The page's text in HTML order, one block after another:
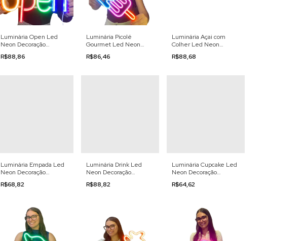
Luminária Open Led
Neon Decoração
110/220v
R$88,86
Luminária Picolé
Gourmet Led Neon
Decoração 110/220v
R$86,46
Luminária Açai com
Colher Led Neon
Decoração 110/220v
R$88,68
Luminária Empada Led
Neon Decoração
110/220v
R$68,82
Luminária Drink Led
Neon Decoração
110/220v
R$88,82
Luminária Cupcake Led
Neon Decoração
110/220v
R$64,62